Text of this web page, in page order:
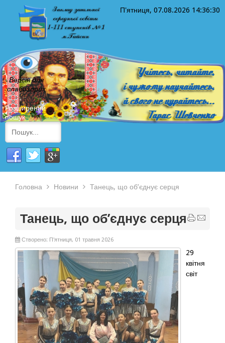
П'ятниця, 07.08.2026 14:36:30
Версія для
слабозорих
Розширений
пошук
Головна Новини Танець, що об’єднує серця
Танець, що об’єднує серця
Створено: П'ятниця, 01 травня 2026
29
квітня
світ